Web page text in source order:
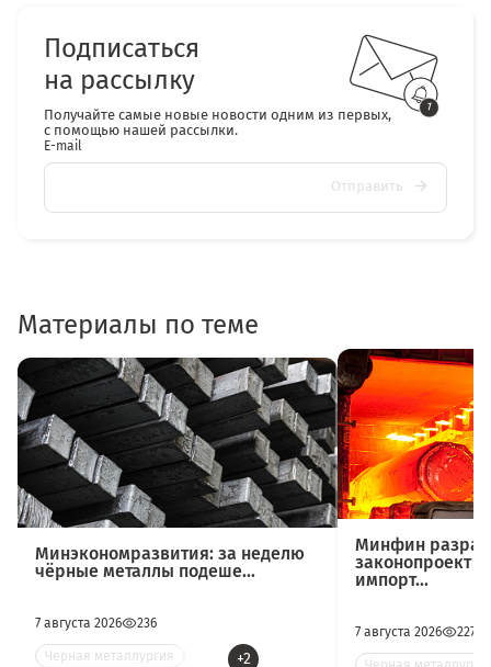
Подписаться
на рассылку
Получайте самые новые новости одним из первых,
с помощью нашей рассылки.
E-mail
Отправить
Материалы по теме
Минэкономразвития: за неделю
чёрные металлы подеше...
7 августа 2026 236
Черная металлургия +2
Минфин
законопроект
импорт...
7 августа 2026 227